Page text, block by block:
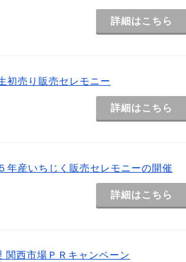
詳細はこちら
初売り販売セレモニー
詳細はこちら
年産いちじく販売セレモニーの開催
詳細はこちら
関西市場ＰＲキャンペーン